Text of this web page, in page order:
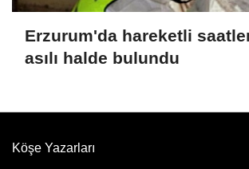
Erzurum'da hareketli
asılı halde bulundu
Köşe Yazarları